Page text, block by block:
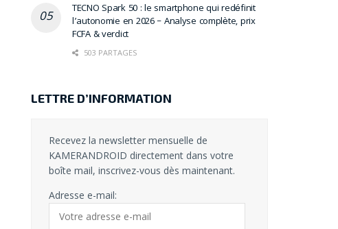
TECNO Spark 50 : le smartphone qui redéfinit
l’autonomie en 2026 – Analyse complète, prix
FCFA & verdict
503 PARTAGES
LETTRE D’INFORMATION
Recevez la newsletter mensuelle de
KAMERANDROID directement dans votre
boîte mail, inscrivez-vous dès maintenant.
Adresse e-mail: